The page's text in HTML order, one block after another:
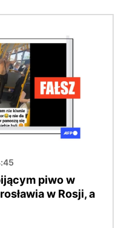
piwo w
w Rosji, a